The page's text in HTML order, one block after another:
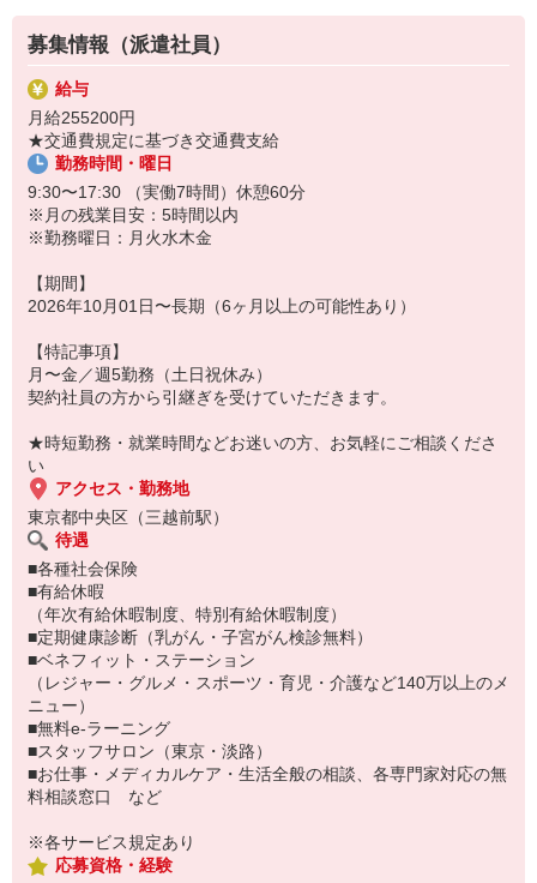
働きやすい環境を「パソナ」で手に入れませんか。
その他部門のサポート事務・庶務全般（社内や業者からのお電話対
応あり、1-5件/日程度）
〜あなたのホスピタリティで社員を助けてください〜
＊＊＊お仕事のポイント＊＊＊
■必要経験・スキル；
何かしらの事務経験がある方、歓迎！
■ドラマに出てくるようなおしゃれオフィス
■おすすめポイント；
・朝ゆっくり9：30開始
（お仕事番号：600117181201）
募集情報（派遣社員）
給与
月給255200円
★交通費規定に基づき交通費支給
勤務時間・曜日
9:30〜17:30 （実働7時間）休憩60分
※月の残業目安：5時間以内
※勤務曜日：月火水木金
【期間】
2026年10月01日〜長期（6ヶ月以上の可能性あり）
【特記事項】
月〜金／週5勤務（土日祝休み）
契約社員の方から引継ぎを受けていただきます。
★時短勤務・就業時間などお迷いの方、お気軽にご相談くださ
い
アクセス・勤務地
東京都中央区（三越前駅）
待遇
■各種社会保険
■有給休暇
（年次有給休暇制度、特別有給休暇制度）
■定期健康診断（乳がん・子宮がん検診無料）
■ベネフィット・ステーション
（レジャー・グルメ・スポーツ・育児・介護など140万以上のメ
ニュー）
■無料e-ラーニング
■スタッフサロン（東京・淡路）
■お仕事・メディカルケア・生活全般の相談、各専門家対応の無
料相談窓口 など
※各サービス規定あり
応募資格・経験